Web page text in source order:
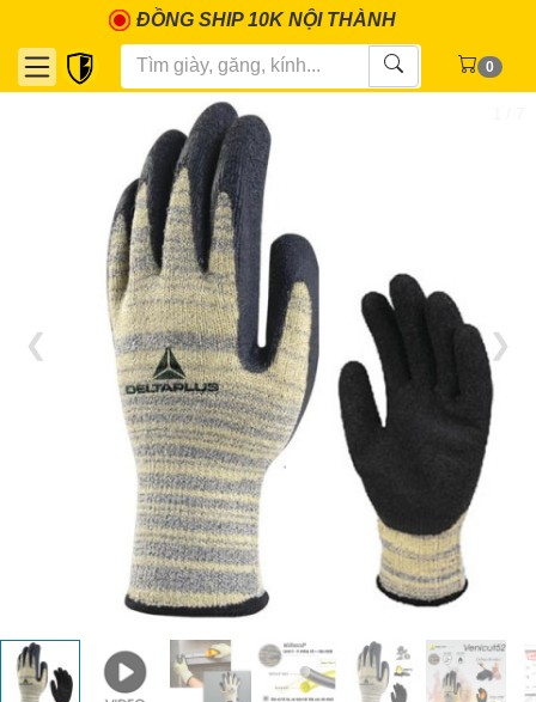
ĐỒNG SHIP 10K NỘI THÀNH
0
❮ ❯